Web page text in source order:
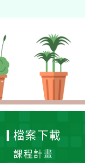
檔案下載
課程計畫